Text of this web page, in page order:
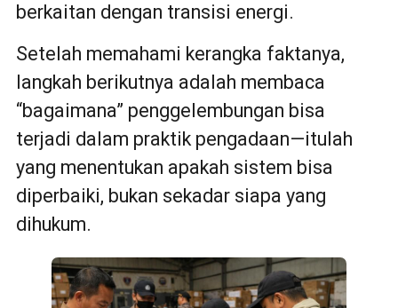
berkaitan dengan transisi energi.
Setelah memahami kerangka faktanya,
langkah berikutnya adalah membaca
“bagaimana” penggelembungan bisa
terjadi dalam praktik pengadaan—itulah
yang menentukan apakah sistem bisa
diperbaiki, bukan sekadar siapa yang
dihukum.